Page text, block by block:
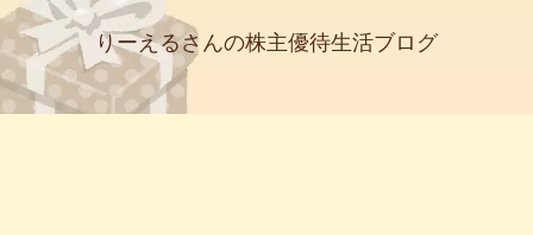
りーえるさんの株主優待生活ブログ